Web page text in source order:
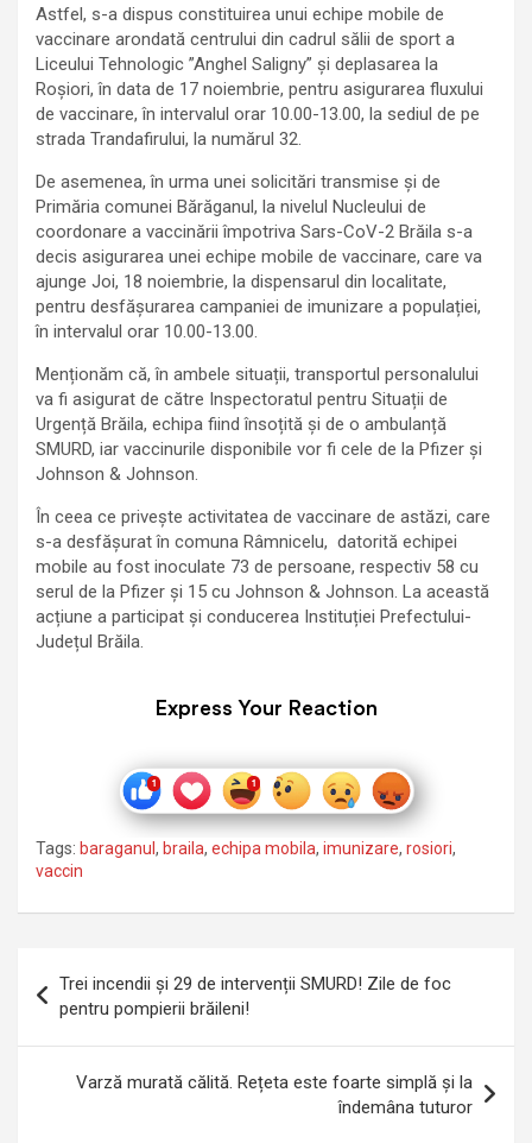
Astfel, s-a dispus constituirea unui echipe mobile de
vaccinare arondată centrului din cadrul sălii de sport a
Liceului Tehnologic ”Anghel Saligny” și deplasarea la
Roșiori, în data de 17 noiembrie, pentru asigurarea fluxului
de vaccinare, în intervalul orar 10.00-13.00, la sediul de pe
strada Trandafirului, la numărul 32.
De asemenea, în urma unei solicitări transmise și de
Primăria comunei Bărăganul, la nivelul Nucleului de
coordonare a vaccinării împotriva Sars-CoV-2 Brăila s-a
decis asigurarea unei echipe mobile de vaccinare, care va
ajunge Joi, 18 noiembrie, la dispensarul din localitate,
pentru desfășurarea campaniei de imunizare a populației,
în intervalul orar 10.00-13.00.
Menționăm că, în ambele situații, transportul personalului
va fi asigurat de către Inspectoratul pentru Situații de
Urgență Brăila, echipa fiind însoțită și de o ambulanță
SMURD, iar vaccinurile disponibile vor fi cele de la Pfizer și
Johnson & Johnson.
În ceea ce privește activitatea de vaccinare de astăzi, care
s-a desfășurat în comuna Râmnicelu, datorită echipei
mobile au fost inoculate 73 de persoane, respectiv 58 cu
serul de la Pfizer și 15 cu Johnson & Johnson. La această
acțiune a participat și conducerea Instituției Prefectului-
Județul Brăila.
Express Your Reaction
Tags: baraganul , braila, echipa mobila, imunizare, rosiori,
vaccin
în
articole
Trei incendii și 29 de intervenții SMURD! Zile de foc
pentru pompierii brăileni!
Varză murată călită. Rețeta este foarte simplă și la
îndemâna tuturor